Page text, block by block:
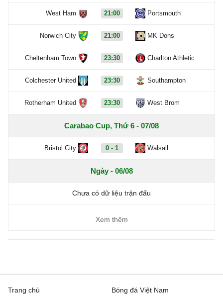
West Ham 21:00 Portsmouth
Norwich City 21:00 MK Dons
Cheltenham Town 23:30 Charlton Athletic
Colchester United 23:30 Southampton
Rotherham United 23:30 West Brom
Carabao Cup, Thứ 6 - 07/08
Bristol City 0 - 1 Walsall
Ngày - 06/08
Chưa có dữ liệu trận đấu
Xem thêm
Trang chủ
Bóng đá Việt Nam